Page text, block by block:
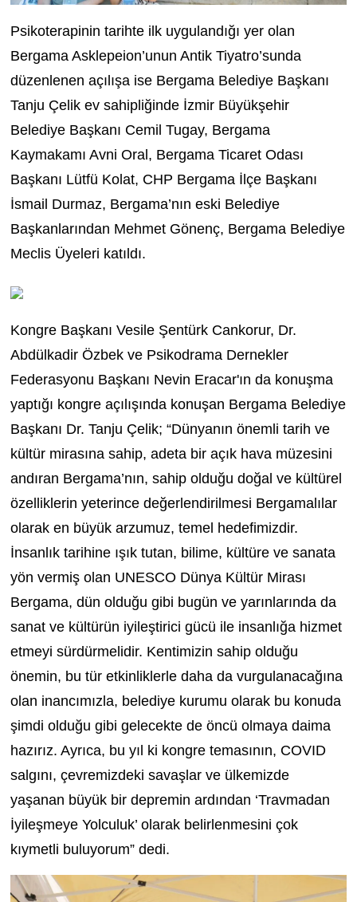
Psikoterapinin tarihte ilk uygulandığı yer olan
Bergama Asklepeion’unun Antik Tiyatro’sunda
düzenlenen açılışa ise Bergama Belediye Başkanı
Tanju Çelik ev sahipliğinde İzmir Büyükşehir
Belediye Başkanı Cemil Tugay, Bergama
Kaymakamı Avni Oral, Bergama Ticaret Odası
Başkanı Lütfü Kolat, CHP Bergama İlçe Başkanı
İsmail Durmaz, Bergama’nın eski Belediye
Başkanlarından Mehmet Gönenç, Bergama Belediye
Meclis Üyeleri katıldı.
Kongre Başkanı Vesile Şentürk Cankorur, Dr.
Abdülkadir Özbek ve Psikodrama Dernekler
Federasyonu Başkanı Nevin Eracar'ın da konuşma
yaptığı kongre açılışında konuşan Bergama Belediye
Başkanı Dr. Tanju Çelik; “Dünyanın önemli tarih ve
kültür mirasına sahip, adeta bir açık hava müzesini
andıran Bergama’nın, sahip olduğu doğal ve kültürel
özelliklerin yeterince değerlendirilmesi Bergamalılar
olarak en büyük arzumuz, temel hedefimizdir.
İnsanlık tarihine ışık tutan, bilime, kültüre ve sanata
yön vermiş olan UNESCO Dünya Kültür Mirası
Bergama, dün olduğu gibi bugün ve yarınlarında da
sanat ve kültürün iyileştirici gücü ile insanlığa hizmet
etmeyi sürdürmelidir. Kentimizin sahip olduğu
önemin, bu tür etkinliklerle daha da vurgulanacağına
olan inancımızla, belediye kurumu olarak bu konuda
şimdi olduğu gibi gelecekte de öncü olmaya daima
hazırız. Ayrıca, bu yıl ki kongre temasının, COVID
salgını, çevremizdeki savaşlar ve ülkemizde
yaşanan büyük bir depremin ardından ‘Travmadan
İyileşmeye Yolculuk’ olarak belirlenmesini çok
kıymetli buluyorum” dedi.